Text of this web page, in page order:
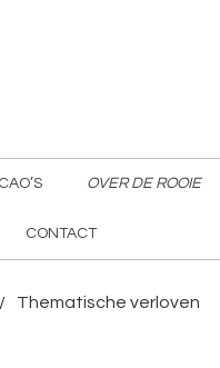
CAO’S OVER DE ROOIE
CONTACT
Thematische verloven